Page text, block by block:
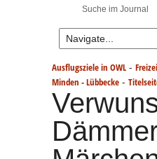
Ausflugsziele in OWL -
Minden - Lübbecke -